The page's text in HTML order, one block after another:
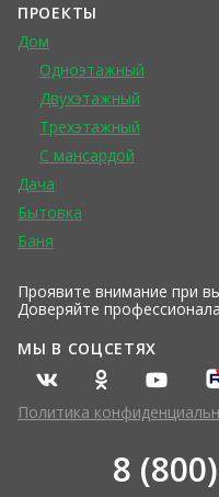
ПРОЕКТЫ
Дом
Одноэтажный
Двухэтажный
Трехэтажный
С мансардой
Дача
Бытовка
Баня
Проявите внимание при
Доверяйте
МЫ В СОЦСЕТЯХ
Политика
8